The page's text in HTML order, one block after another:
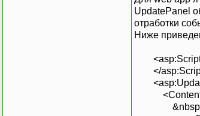
UpdatePanel
отработки
Ниже
</